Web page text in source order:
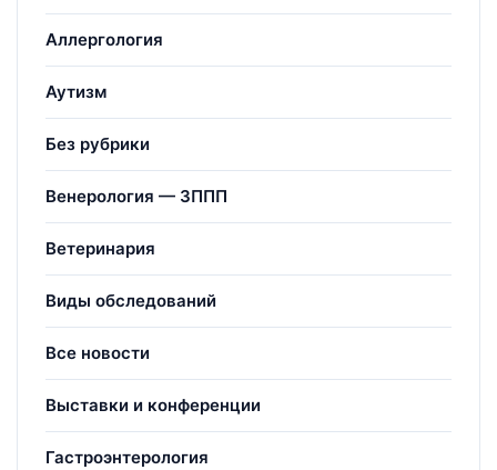
Аллергология
Аутизм
Без рубрики
Венерология — ЗППП
Ветеринария
Виды обследований
Все новости
Выставки и конференции
Гастроэнтерология